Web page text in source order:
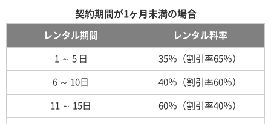
契約期間が1ヶ月未満の場合
レンタル期間 レンタル料率
1 ～ 5 日 35％（割引率65％）
6 ～ 10日 40％（割引率60％）
11 ～ 15日 60％（割引率40％）